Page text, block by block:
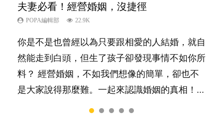
夫妻必看！經營婚姻，沒捷徑
POPA編輯部 22.9K
你是不是也曾經以為只要跟相愛的人結婚，就自
然能走到白頭，但生了孩子卻發現事情不如你所
料？ 經營婚姻，不如我們想像的簡單，卻也不
是大家說得那麼難。一起來認識婚姻的真相！...
內向孩子的特質，你懂嗎？
POPA編輯部 10K
陽光又健談的孩子總是很容易得到大家的喜愛，
特別是在講究團隊精神、鼓勵大家積極發表意見
的社會，他們彷彿如魚得水；那些愛靜靜觀察、
一個人默默耕耘的孩子呢？卻會讓父母擔心，擔
新手父母不用怕
POPA編輯部 16.3K
相信許多人初為人父母，由懷孕開始到孩子呱呱
落地，心中都有數之不盡的問題～這裡一次過集
合我們以往製作過的相關短片。 這段路讓我們
跟你同行～...
想孩子學好外語，點做好？
POPA編輯部 9.9K
有人話學多種語言越早開始越好，有人卻說一時
間太多語言，會令孩子感到混淆，到底誰是誰
非？聽聽專家怎樣說，解開語言學習的迷思～...
孩子能力天注定？
POPA編輯部 7.9K
很多父母都希望孩子係個「叻仔叻女」，學業別
太差，日常自理井井有條。這樣的孩子是萬中無
一，還是魚與熊掌，不能兼得？...